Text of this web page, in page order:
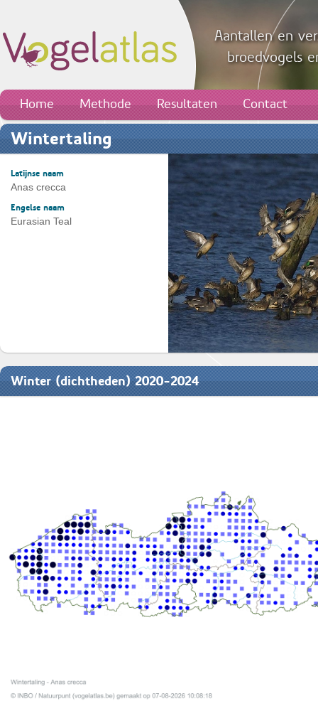
Aantallen en
broedvogels
Home Methode Resultaten Contact
Wintertaling
Latijnse naam
Anas crecca
Engelse naam
Eurasian Teal
Winter (dichtheden) 2020-2024